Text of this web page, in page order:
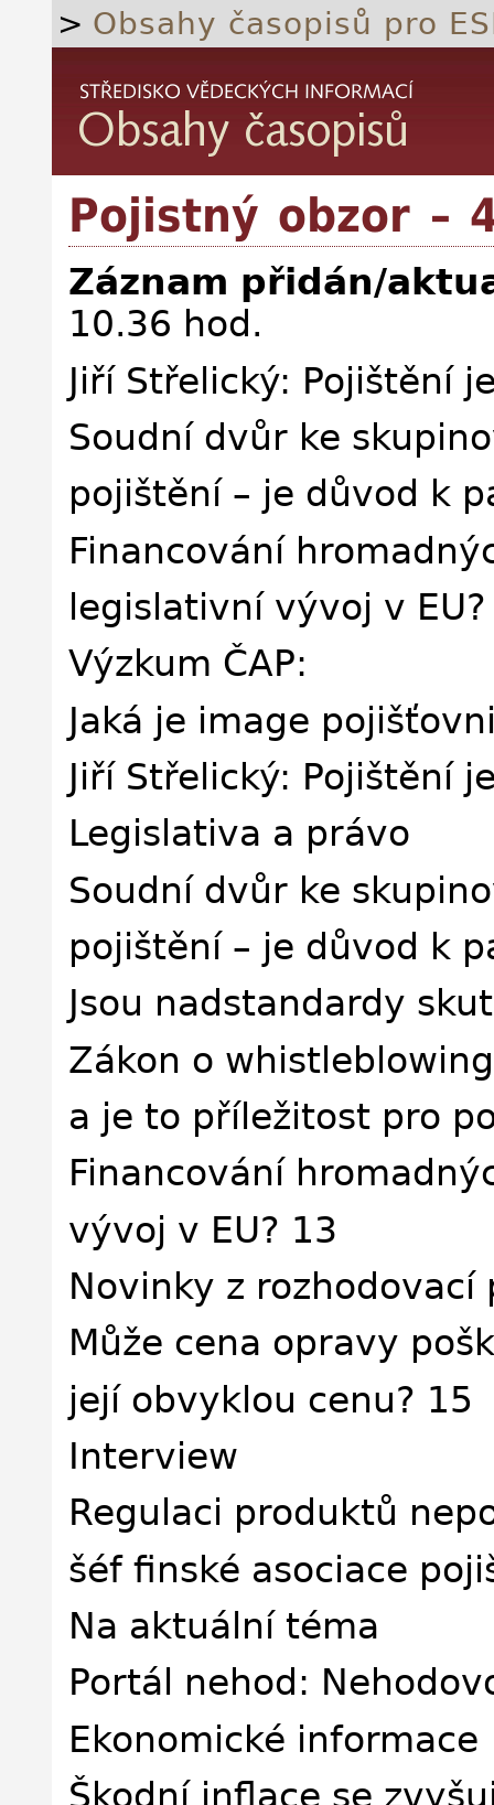
> Obsahy časopisů pro
Pojistný obzor –
Záznam přidán/
10.36 hod.
Jiří Střelický: Pojištění
Soudní dvůr ke
pojištění – je důvod k
Financování
legislativní vývoj v EU?
Výzkum ČAP:
Jaká je image
Jiří Střelický: Pojištění
Legislativa a právo
Soudní dvůr ke
pojištění – je důvod k
Jsou nadstandardy
Zákon o
a je to příležitost pro
Financování
vývoj v EU? 13
Novinky z rozhodovací
Může cena opravy
její obvyklou cenu? 15
Interview
Regulaci produktů
šéf finské asociace
Na aktuální téma
Portál nehod:
Ekonomické informace
Škodní inflace se